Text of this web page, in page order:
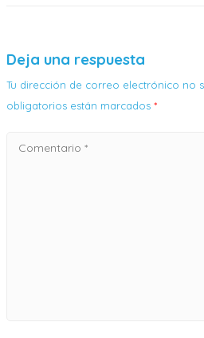
Deja una respuesta
Tu dirección de correo electrónico no
obligatorios están marcados *